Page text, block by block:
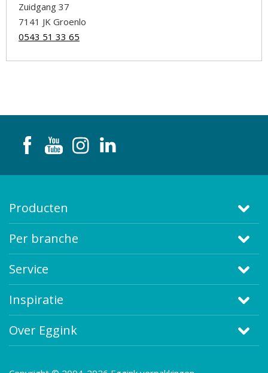
Zuidgang 37
7141 JK Groenlo
0543 51 33 65
Producten
Per branche
Service
Inspiratie
Over Eggink